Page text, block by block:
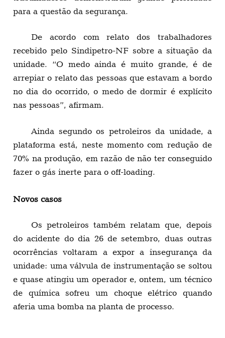
para a questão da segurança.
De acordo com relato dos trabalhadores
recebido pelo Sindipetro-NF sobre a situação da
unidade. “O medo ainda é muito grande, é de
arrepiar o relato das pessoas que estavam a bordo
no dia do ocorrido, o medo de dormir é explícito
nas pessoas”, afirmam.
Ainda segundo os petroleiros da unidade, a
plataforma está, neste momento com redução de
70% na produção, em razão de não ter conseguido
fazer o gás inerte para o off-loading.
Novos casos
Os petroleiros também relatam que, depois
do acidente do dia 26 de setembro, duas outras
ocorrências voltaram a expor a insegurança da
unidade: uma válvula de instrumentação se soltou
e quase atingiu um operador e, ontem, um técnico
de química sofreu um choque elétrico quando
aferia uma bomba na planta de processo.